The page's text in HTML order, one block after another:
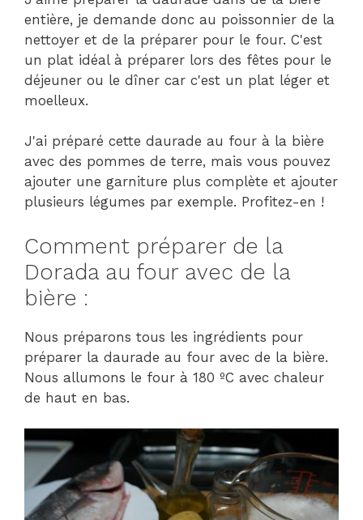
entière, je demande donc au poissonnier de la
nettoyer et de la préparer pour le four. C'est
un plat idéal à préparer lors des fêtes pour le
déjeuner ou le dîner car c'est un plat léger et
moelleux.
J'ai préparé cette daurade au four à la bière
avec des pommes de terre, mais vous pouvez
ajouter une garniture plus complète et ajouter
plusieurs légumes par exemple. Profitez-en !
Comment préparer de la
Dorada au four avec de la
bière :
Nous préparons tous les ingrédients pour
préparer la daurade au four avec de la bière.
Nous allumons le four à 180 ºC avec chaleur
de haut en bas.